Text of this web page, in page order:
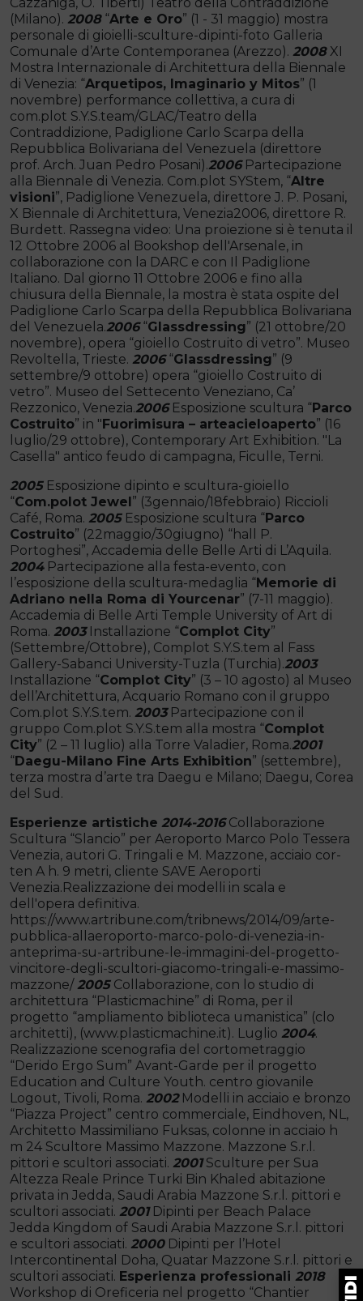
(Milano). 2008 “Arte e Oro” (1 - 31 maggio) mostra
personale di gioielli-sculture-dipinti-foto Galleria
Comunale d’Arte Contemporanea (Arezzo). 2008 XI
Mostra Internazionale di Architettura della Biennale
di Venezia: “Arquetipos, Imaginario y Mitos” (1
novembre) performance collettiva, a cura di
com.plot S.Y.S.team/GLAC/Teatro della
Contraddizione, Padiglione Carlo Scarpa della
Repubblica Bolivariana del Venezuela (direttore
prof. Arch. Juan Pedro Posani).2006 Partecipazione
alla Biennale di Venezia. Com.plot SYStem, “Altre
visioni”, Padiglione Venezuela, direttore J. P. Posani,
X Biennale di Architettura, Venezia2006, direttore R.
Burdett. Rassegna video: Una proiezione si è tenuta il
12 Ottobre 2006 al Bookshop dell'Arsenale, in
collaborazione con la DARC e con Il Padiglione
Italiano. Dal giorno 11 Ottobre 2006 e fino alla
chiusura della Biennale, la mostra è stata ospite del
Padiglione Carlo Scarpa della Repubblica Bolivariana
del Venezuela.2006 “Glassdressing” (21 ottobre/20
novembre), opera “gioiello Costruito di vetro”. Museo
Revoltella, Trieste. 2006 “Glassdressing” (9
settembre/9 ottobre) opera “gioiello Costruito di
vetro”. Museo del Settecento Veneziano, Ca’
Rezzonico, Venezia.2006 Esposizione scultura “Parco
Costruito” in "Fuorimisura – arteacieloaperto” (16
luglio/29 ottobre), Contemporary Art Exhibition. "La
Casella" antico feudo di campagna, Ficulle, Terni.
2005 Esposizione dipinto e scultura-gioiello
“Com.polot Jewel” (3gennaio/18febbraio) Riccioli
Café, Roma. 2005 Esposizione scultura “Parco
Costruito” (22maggio/30giugno) “hall P.
Portoghesi”, Accademia delle Belle Arti di L’Aquila.
2004 Partecipazione alla festa-evento, con
l’esposizione della scultura-medaglia “Memorie di
Adriano nella Roma di Yourcenar” (7-11 maggio).
Accademia di Belle Arti Temple University of Art di
Roma. 2003 Installazione “Complot City”
(Settembre/Ottobre), Complot S.Y.S.tem al Fass
Gallery-Sabanci University-Tuzla (Turchia).2003
Installazione “Complot City” (3 – 10 agosto) al Museo
dell’Architettura, Acquario Romano con il gruppo
Com.plot S.Y.S.tem. 2003 Partecipazione con il
gruppo Com.plot S.Y.S.tem alla mostra “Complot
City” (2 – 11 luglio) alla Torre Valadier, Roma.2001
“Daegu-Milano Fine Arts Exhibition” (settembre),
terza mostra d’arte tra Daegu e Milano; Daegu, Corea
del Sud.
Esperienze artistiche 2014-2016Collaborazione
Scultura “Slancio” per Aeroporto Marco Polo Tessera
Venezia, autori G. Tringali e M. Mazzone, acciaio cor-
ten A h. 9 metri, cliente SAVE Aeroporti
Venezia.Realizzazione dei modelli in scala e
dell'opera definitiva.
https://www.artribune.com/tribnews/2014/09/arte-
pubblica-allaeroporto-marco-polo-di-venezia-in-
anteprima-su-artribune-le-immagini-del-progetto-
vincitore-degli-scultori-giacomo-tringali-e-massimo-
mazzone/ 2005 Collaborazione, con lo studio di
architettura “Plasticmachine” di Roma, per il
progetto “ampliamento biblioteca umanistica” (clo
architetti), (www.plasticmachine.it). Luglio 2004.
Realizzazione scenografia del cortometraggio
“Derido Ergo Sum” Avant-Garde per il progetto
Education and Culture Youth. centro giovanile
Logout, Tivoli, Roma. 2002 Modelli in acciaio e bronzo
“Piazza Project” centro commerciale, Eindhoven, NL,
Architetto Massimiliano Fuksas, colonne in acciaio h
m 24 Scultore Massimo Mazzone. Mazzone S.r.l.
pittori e scultori associati. 2001 Sculture per Sua
Altezza Reale Prince Turki Bin Khaled abitazione
privata in Jedda, Saudi Arabia Mazzone S.r.l. pittori e
scultori associati. 2001 Dipinti per Beach Palace
Jedda Kingdom of Saudi Arabia Mazzone S.r.l. pittori
e scultori associati. 2000 Dipinti per l’Hotel
Intercontinental Doha, Quatar Mazzone S.r.l. pittori e
scultori associati. Esperienza professionali 2018
Workshop di Oreficeria nel progetto “Chantier